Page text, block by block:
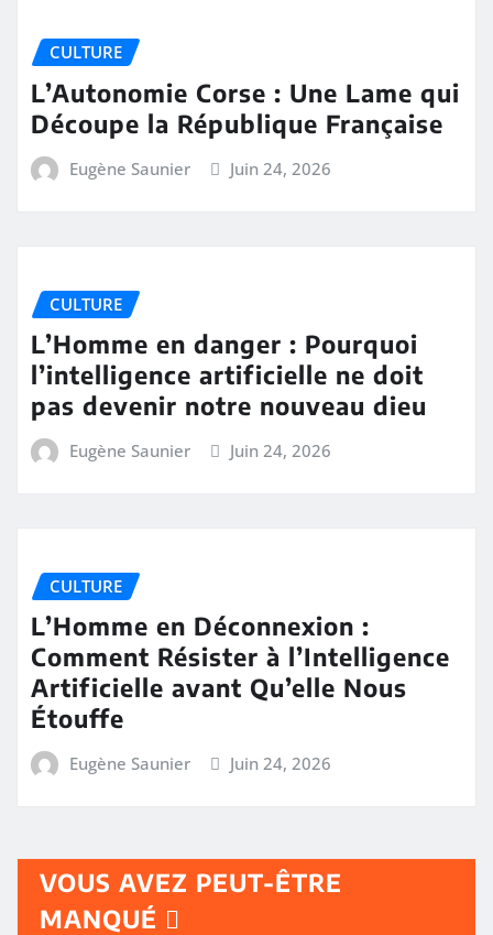
CULTURE
L’Autonomie Corse : Une Lame qui
Découpe la République Française
Eugène Saunier Juin 24, 2026
CULTURE
L’Homme en danger : Pourquoi
l’intelligence artificielle ne doit
pas devenir notre nouveau dieu
Eugène Saunier Juin 24, 2026
CULTURE
L’Homme en Déconnexion :
Comment Résister à l’Intelligence
Artificielle avant Qu’elle Nous
Étouffe
Eugène Saunier Juin 24, 2026
VOUS AVEZ PEUT-ÊTRE
MANQUÉ